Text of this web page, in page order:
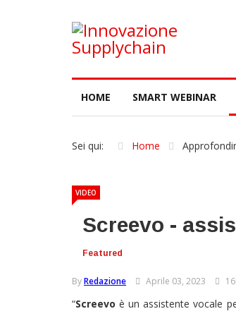
HOME SMART WEBINAR
Sei qui: Home
VIDEO
Screevo -
Featured
ByRedazione Aprile 03, 2023
“Screevo è un assistente vocale